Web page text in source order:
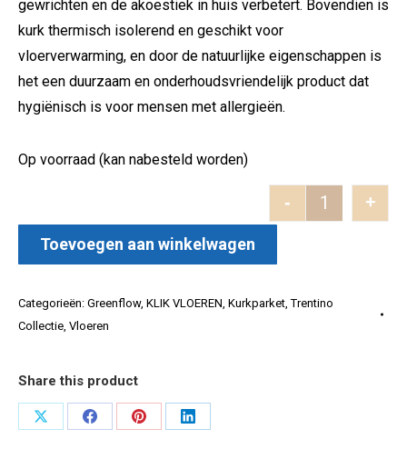
gewrichten en de akoestiek in huis verbetert. Bovendien is
kurk thermisch isolerend en geschikt voor
vloerverwarming, en door de natuurlijke eigenschappen is
het een duurzaam en onderhoudsvriendelijk product dat
hygiënisch is voor mensen met allergieën.
Op voorraad (kan nabesteld worden)
- +
Toevoegen aan winkelwagen
Categorieën: Greenflow, KLIK VLOEREN Kurkparket ,Trentino
Collectie Vloeren
Share this product
Deel
Deel
Deel
Deel